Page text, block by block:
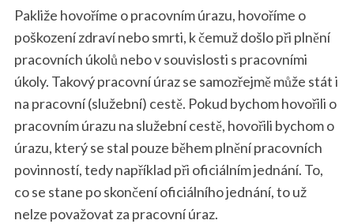
Pakliže hovoříme o pracovním úrazu, hovoříme o
poškození zdraví nebo smrti, k čemuž došlo při plnění
pracovních úkolů nebo v souvislosti s pracovními
úkoly. Takový pracovní úraz se samozřejmě může stát i
na pracovní (služební) cestě. Pokud bychom hovořili o
pracovním úrazu na služební cestě, hovořili bychom o
úrazu, který se stal pouze během plnění pracovních
povinností, tedy například při oficiálním jednání. To,
co se stane po skončení oficiálního jednání, to už
nelze považovat za pracovní úraz.